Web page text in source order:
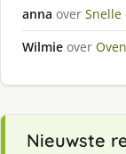
anna over Snelle
Wilmie over
Nieuwste